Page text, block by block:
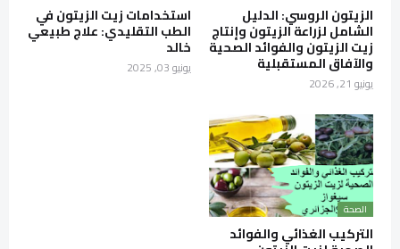
الزيتون الروسي: الدليل
الشامل لزراعة الزيتون وإنتاج
زيت الزيتون والفوائد الصحية
والآفاق المستقبلية
يونيو 21, 2026
استخدامات زيت الزيتون في
الطب التقليدي: علاج طبيعي
خالد
يونيو 03, 2025
الصحة
التركيب الغذائي والفوائد